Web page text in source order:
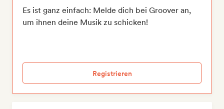
Es ist ganz einfach: Melde dich bei Groover an,
um ihnen deine Musik zu schicken!
Registrieren